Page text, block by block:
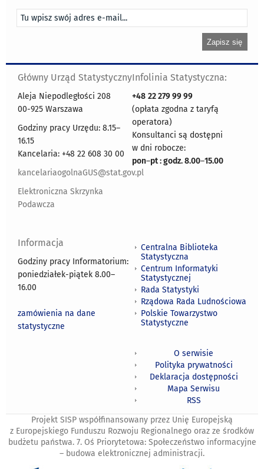
Główny Urząd Statystyczny
Aleja Niepodległości 208
00-925 Warszawa
Godziny pracy Urzędu: 8.15–
16.15
Kancelaria: +48 22 608 30 00
kancelariaogolnaGUS@stat.gov.pl
Elektroniczna Skrzynka
Podawcza
Infolinia Statystyczna:
+48 22 279 99 99
(opłata zgodna z taryfą
operatora)
Konsultanci są dostępni
w dni robocze:
pon–pt : godz. 8.00–15.00
Informacja
Godziny pracy Informatorium:
poniedziałek-piątek 8.00–
16.00
zamówienia na dane
statystyczne
Centralna Biblioteka
Statystyczna
Centrum Informatyki
Statystycznej
Rada Statystyki
Rządowa Rada Ludnościowa
Polskie Towarzystwo
Statystyczne
O serwisie
Polityka prywatności
Deklaracja dostępności
Mapa Serwisu
RSS
Projekt SISP współfinansowany przez Unię Europejską
z Europejskiego Funduszu Rozwoju Regionalnego oraz ze środków
budżetu państwa. 7. Oś Priorytetowa: Społeczeństwo informacyjne
– budowa elektronicznej administracji.